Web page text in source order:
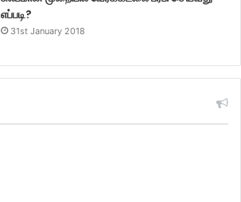
எப்படி?
31st January 2018